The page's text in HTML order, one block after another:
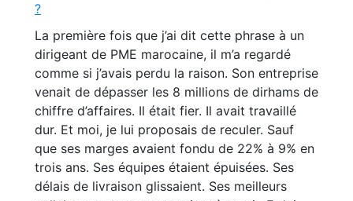
?
La première fois que j’ai dit cette phrase à un
dirigeant de PME marocaine, il m’a regardé
comme si j’avais perdu la raison. Son entreprise
venait de dépasser les 8 millions de dirhams de
chiffre d’affaires. Il était fier. Il avait travaillé
dur. Et moi, je lui proposais de reculer. Sauf
que ses marges avaient fondu de 22% à 9% en
trois ans. Ses équipes étaient épuisées. Ses
délais de livraison glissaient. Ses meilleurs